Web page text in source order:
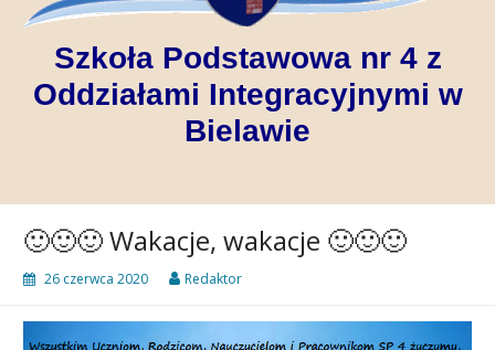
Szkoła Podstawowa nr 4 z
Oddziałami Integracyjnymi w
Bielawie
🙂🙂🙂 Wakacje, wakacje 🙂🙂🙂
26 czerwca 2020 Redaktor